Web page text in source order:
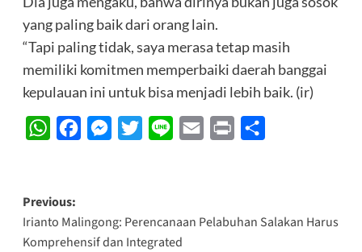
yang paling baik dari orang lain.
“Tapi paling tidak, saya merasa tetap masih
memiliki komitmen memperbaiki daerah banggai
kepulauan ini untuk bisa menjadi lebih baik. (ir)
WhatsAppFacebookMessenger
Twitter Line Email Print
Post
navigation
Previous:
Irianto Malingong: Perencanaan Pelabuhan Salakan Harus
Komprehensif dan Integrated